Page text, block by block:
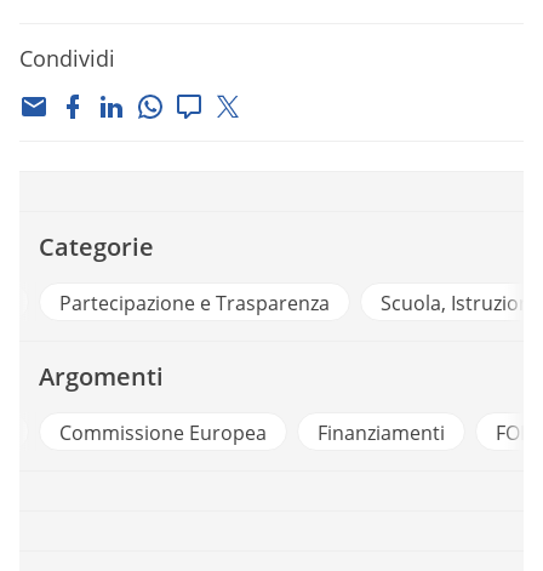
Condividi
Categorie
Partecipazione e Trasparenza Scuola,
Argomenti
Commissione Europea Finanziamenti